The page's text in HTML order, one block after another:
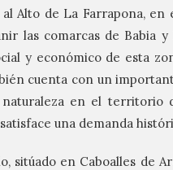
Alto de La Farrapona, en
las comarcas de Babia
y económico de esta
cuenta con un
en el territorio
una demanda
sitúado en Caboalles de